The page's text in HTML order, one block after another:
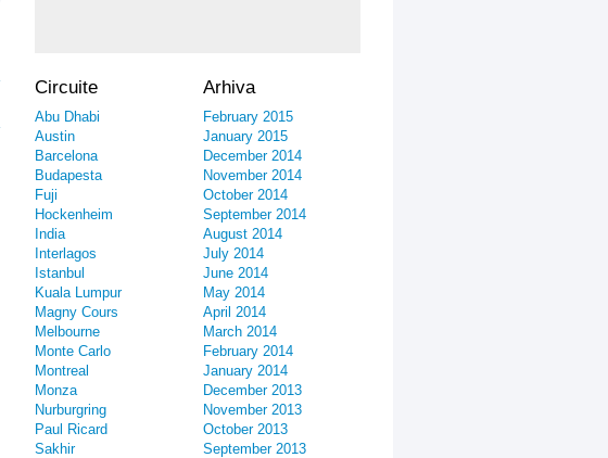
Circuite
Abu Dhabi
Austin
Barcelona
Budapesta
Fuji
Hockenheim
India
Interlagos
Istanbul
Kuala Lumpur
Magny Cours
Melbourne
Monte Carlo
Montreal
Monza
Nurburgring
Paul Ricard
Sakhir
Arhiva
February 2015
January 2015
December 2014
November 2014
October 2014
September 2014
August 2014
July 2014
June 2014
May 2014
April 2014
March 2014
February 2014
January 2014
December 2013
November 2013
October 2013
September 2013